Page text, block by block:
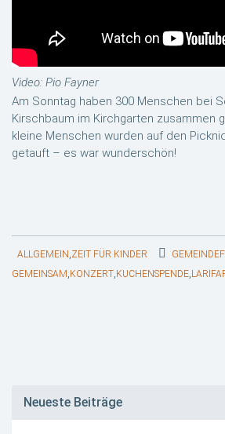
Video: Pio Fayner
Am Sonntag haben 300 Menschen bei
Kirschbaum im Kirchgarten zusammen
kleine Menschen wurden auf den
getauft – es war wunderschön!
ALLGEMEIN,ZEIT FÜR KINDER
GEMEINSAM, KONZERT, KUCHENSPENDE,
Neueste Beiträge